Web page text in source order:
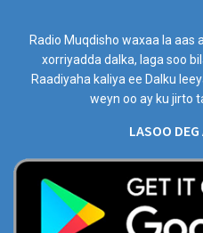
Radio Muqdisho waxaa la aas
xorriyadda dalka, laga soo
Raadiyaha kaliya ee Dalku
weyn oo ay ku jirto
LASOO